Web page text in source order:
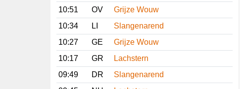
10:51
OV
Grijze Wouw
10:34
LI
Slangenarend
10:27
GE
Grijze Wouw
10:17
GR
Lachstern
09:49
DR
Slangenarend